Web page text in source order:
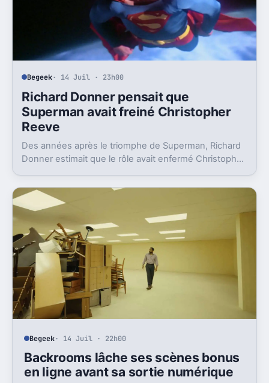
Begeek· 14 Juil · 23h00
Richard Donner pensait que
Superman avait freiné Christopher
Reeve
Des années après le triomphe de Superman, Richard
Donner estimait que le rôle avait enfermé Christopher
sortir.
Begeek· 14 Juil · 22h00
Backrooms lâche ses scènes bonus
en ligne avant sa sortie numérique